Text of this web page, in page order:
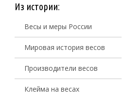
Из истории:
Весы и меры России
Мировая история весов
Производители весов
Клейма на весах